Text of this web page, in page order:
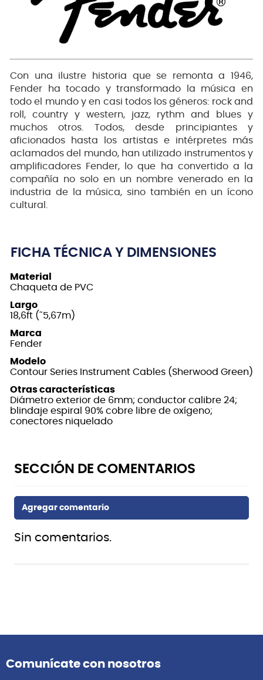
Con una ilustre historia que se remonta a 1946,
Fender ha tocado y transformado la música en
todo el mundo y en casi todos los géneros: rock and
roll, country y western, jazz, rythm and blues y
muchos otros. Todos, desde principiantes y
aficionados hasta los artistas e intérpretes más
aclamados del mundo, han utilizado instrumentos y
amplificadores Fender, lo que ha convertido a la
compañía no solo en un nombre venerado en la
industria de la música, sino también en un ícono
cultural.
FICHA TÉCNICA Y DIMENSIONES
Material
Chaqueta de PVC
Largo
18,6ft (˜5,67m)
Marca
Fender
Modelo
Contour Series Instrument Cables (Sherwood Green)
Otras características
Diámetro exterior de 6mm; conductor calibre 24;
blindaje espiral 90% cobre libre de oxígeno;
conectores niquelado
Sin comentarios.
Comunícate con nosotros